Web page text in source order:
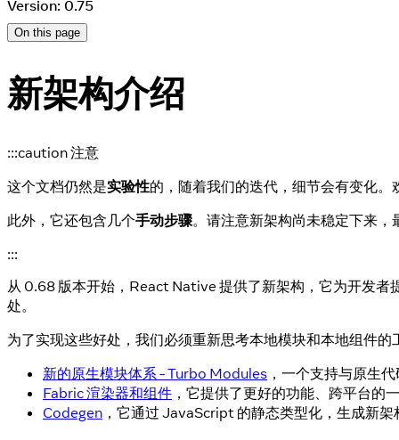
Version: 0.75
On this page
新架构介绍
:::caution 注意
这个文档仍然是实验性的，随着我们的迭代，细节会有变化。
此外，它还包含几个手动步骤。请注意新架构尚未稳定下来
:::
从 0.68 版本开始，React Native 提供了新架构，它为开发者
处。
为了实现这些好处，我们必须重新思考本地模块和本地组件
新的原生模块体系 - Turbo Modules ，一个支持与原生
Fabric 渲染器和组件 ，它提供了更好的功能、跨平台的
Codegen ，它通过 JavaScript 的静态类型化，生成新